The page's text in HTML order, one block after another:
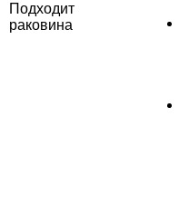
Подходит
раковина